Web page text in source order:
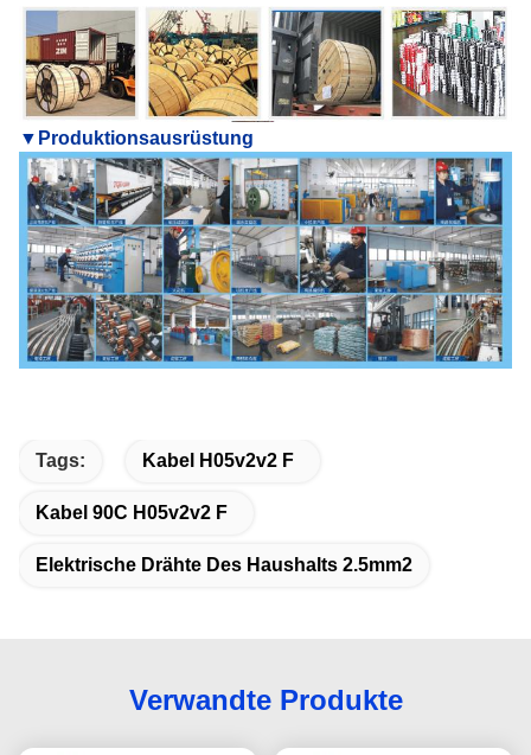
▼ Produktionsausrüstung
Tags: Kabel H05v2v2 F
Kabel 90C H05v2v2 F
Elektrische Drähte Des Haushalts 2.5mm2
Verwandte Produkte